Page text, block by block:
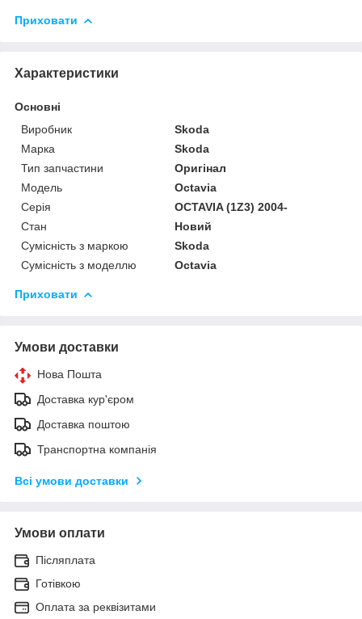
Приховати
Характеристики
Основні
Виробник
Skoda
Марка
Skoda
Тип запчастини
Оригінал
Модель
Octavia
Серія
OCTAVIA (1Z3) 2004-
Стан
Новий
Сумісність з маркою
Skoda
Сумісність з моделлю
Octavia
Приховати
Умови доставки
Нова Пошта
Доставка кур'єром
Доставка поштою
Транспортна компанія
Всі умови доставки
Умови оплати
Післяплата
Готівкою
Оплата за реквізитами